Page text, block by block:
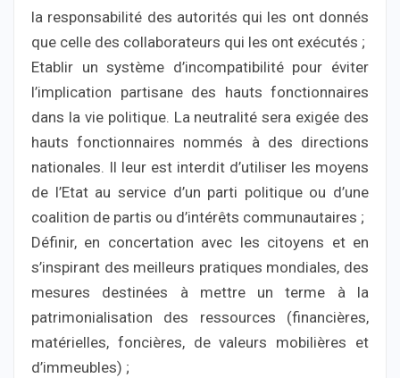
la responsabilité des autorités qui les ont donnés
que celle des collaborateurs qui les ont exécutés ;
Etablir un système d’incompatibilité pour éviter
l’implication partisane des hauts fonctionnaires
dans la vie politique. La neutralité sera exigée des
hauts fonctionnaires nommés à des directions
nationales. Il leur est interdit d’utiliser les moyens
de l’Etat au service d’un parti politique ou d’une
coalition de partis ou d’intérêts communautaires ;
Définir, en concertation avec les citoyens et en
s’inspirant des meilleurs pratiques mondiales, des
mesures destinées à mettre un terme à la
patrimonialisation des ressources (financières,
matérielles, foncières, de valeurs mobilières et
d’immeubles) ;